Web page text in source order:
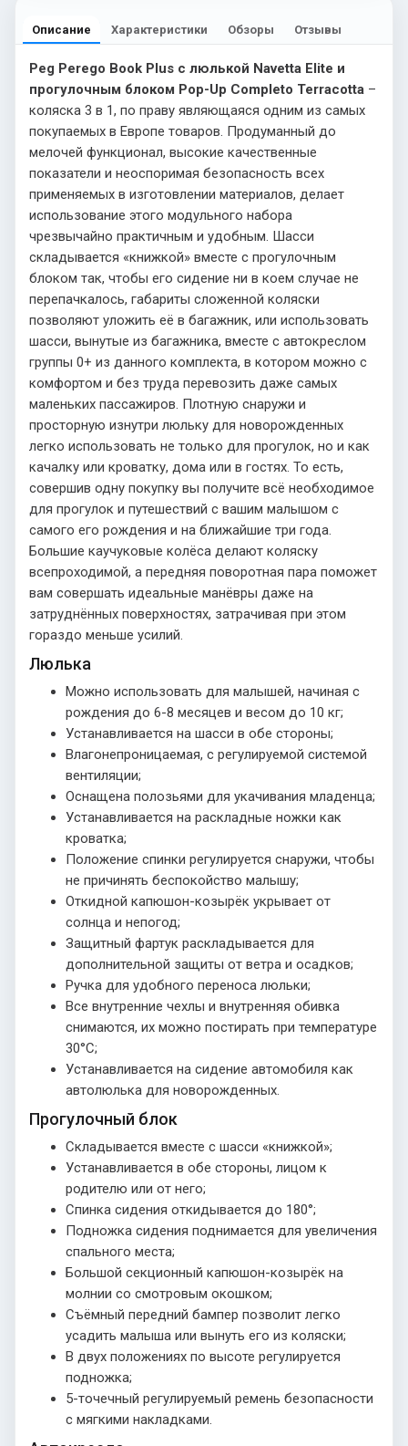
Описание Характеристики Обзоры Отзывы
Peg Perego Book Plus с люлькой Navetta Elite и
прогулочным блоком Pop-Up Completo Terracotta –
коляска 3 в 1, по праву являющаяся одним из самых
покупаемых в Европе товаров. Продуманный до
мелочей функционал, высокие качественные
показатели и неоспоримая безопасность всех
применяемых в изготовлении материалов, делает
использование этого модульного набора
чрезвычайно практичным и удобным. Шасси
складывается «книжкой» вместе с прогулочным
блоком так, чтобы его сидение ни в коем случае не
перепачкалось, габариты сложенной коляски
позволяют уложить её в багажник, или использовать
шасси, вынутые из багажника, вместе с автокреслом
группы 0+ из данного комплекта, в котором можно с
комфортом и без труда перевозить даже самых
маленьких пассажиров. Плотную снаружи и
просторную изнутри люльку для новорожденных
легко использовать не только для прогулок, но и как
качалку или кроватку, дома или в гостях. То есть,
совершив одну покупку вы получите всё необходимое
для прогулок и путешествий с вашим малышом с
самого его рождения и на ближайшие три года.
Большие каучуковые колёса делают коляску
всепроходимой, а передняя поворотная пара поможет
вам совершать идеальные манёвры даже на
затруднённых поверхностях, затрачивая при этом
гораздо меньше усилий.
Люлька
Можно использовать для малышей, начиная с
рождения до 6-8 месяцев и весом до 10 кг;
Устанавливается на шасси в обе стороны;
Влагонепроницаемая, с регулируемой системой
вентиляции;
Оснащена полозьями для укачивания младенца;
Устанавливается на раскладные ножки как
кроватка;
Положение спинки регулируется снаружи, чтобы
не причинять беспокойство малышу;
Откидной капюшон-козырёк укрывает от
солнца и непогод;
Защитный фартук раскладывается для
дополнительной защиты от ветра и осадков;
Ручка для удобного переноса люльки;
Все внутренние чехлы и внутренняя обивка
снимаются, их можно постирать при температуре
30°С;
Устанавливается на сидение автомобиля как
автолюлька для новорожденных.
Прогулочный блок
Складывается вместе с шасси «книжкой»;
Устанавливается в обе стороны, лицом к
родителю или от него;
Спинка сидения откидывается до 180°;
Подножка сидения поднимается для увеличения
спального места;
Большой секционный капюшон-козырёк на
молнии со смотровым окошком;
Съёмный передний бампер позволит легко
усадить малыша или вынуть его из коляски;
В двух положениях по высоте регулируется
подножка;
5-точечный регулируемый ремень безопасности
с мягкими накладками.